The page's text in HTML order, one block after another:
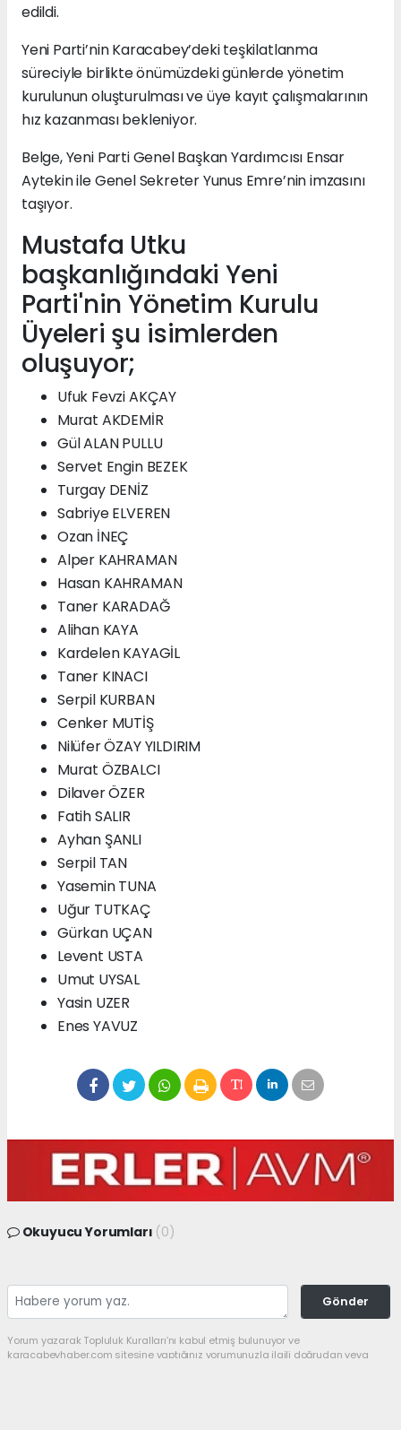
edildi.
Yeni Parti’nin Karacabey’deki teşkilatlanma
süreciyle birlikte önümüzdeki günlerde yönetim
kurulunun oluşturulması ve üye kayıt çalışmalarının
hız kazanması bekleniyor.
Belge, Yeni Parti Genel Başkan Yardımcısı Ensar
Aytekin ile Genel Sekreter Yunus Emre’nin imzasını
taşıyor.
Mustafa Utku
başkanlığındaki Yeni
Parti'nin Yönetim Kurulu
Üyeleri şu isimlerden
oluşuyor;
Ufuk Fevzi AKÇAY
Murat AKDEMİR
Gül ALAN PULLU
Servet Engin BEZEK
Turgay DENİZ
Sabriye ELVEREN
Ozan İNEÇ
Alper KAHRAMAN
Hasan KAHRAMAN
Taner KARADAĞ
Alihan KAYA
Kardelen KAYAGİL
Taner KINACI
Serpil KURBAN
Cenker MUTİŞ
Nilüfer ÖZAY YILDIRIM
Murat ÖZBALCI
Dilaver ÖZER
Fatih SALIR
Ayhan ŞANLI
Serpil TAN
Yasemin TUNA
Uğur TUTKAÇ
Gürkan UÇAN
Levent USTA
Umut UYSAL
Yasin UZER
Enes YAVUZ
Okuyucu Yorumları (0)
Gönder
Yorum yazarak Topluluk Kuralları’nı kabul etmiş bulunuyor ve
karacabeyhaber.com sitesine yaptığınız yorumunuzla ilgili doğrudan veya